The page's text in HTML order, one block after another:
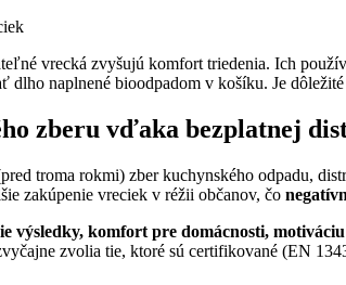
vrecká zvyšujú komfort triedenia. Ich
dlho naplnené bioodpadom v košíku. Je
zberu vďaka bezplatnej
troma rokmi) zber kuchynského odpadu,
zakúpenie vreciek v réžii občanov, čo
výsledky, komfort pre domácnosti,
zvolia tie, ktoré sú certifikované (EN